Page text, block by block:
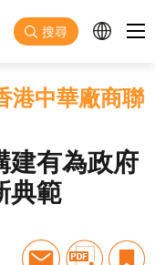
搜尋
港中華廠商聯
建有為政府
典範